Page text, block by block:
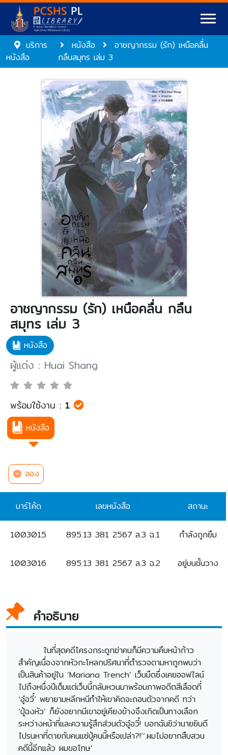
บริการ
หนังสือ
หนังสือ
อาชญากรรม (รัก) เหนือคลื่น
กลืนสมุทร เล่ม 3
อาชญากรรม (รัก) เหนือคลื่น กลืน
สมุทร เล่ม 3
หนังสือ
ผู้แต่ง : Huai Shang
พร้อมใช้งาน : 1
หนังสือ
จอง
บาร์โค้ด เลขหนังสือ สถานะ
1003015 895.13 381 2567 ล.3 ฉ.1 กำลังถูกยืม
1003016 895.13 381 2567 ล.3 ฉ.2 อยู่บนชั้นวาง
คำอธิบาย
ในที่สุดคดีโครงกระดูกฆ่าคนก็มีความคืบหน้าก้าว
สำคัญเนื่องจากหัวกะโหลกปริศนาที่ตำรวจตามหาถูกพบว่า
เป็นสินค้าอยู่ใน ‘Mariana Trench’ เว็บมืดซึ่งเคยออฟไลน์
ไปถึงหนึ่งปีเต็มแต่เว็บนี้กลับหวนมาพร้อมภาพอดีตสีเลือดที่
‘อู๋อวี๋’ พยายามหลีกหนีทำให้เขาคิดจะถอนตัวจากคดี ทว่า
‘ปู้ฉงหัว’ ก็ยังอยากมีเขาอยู่เคียงข้างจึงเกิดเป็นทางเลือก
ระหว่างหน้าที่และความรู้สึกส่วนตัวอู๋อวี๋! บอกฉันซิว่านายยินดี
ไปรนหาที่ตายกับคนแซ่ปู้คนนี้หรือเปล่า?!’‘.ผมไม่อยากสืบสวน
คดีนี้อีกแล้ว ผมขอโทษ’